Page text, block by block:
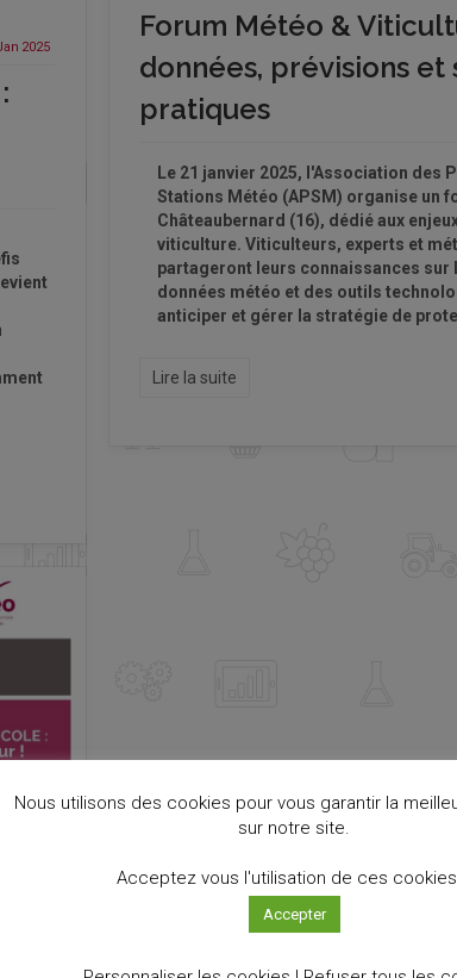
2025
Forum Météo &
données, prévisions et
pratiques
Le 21 janvier 2025, l'Association des
Stations Météo (APSM) organise un
Châteaubernard (16), dédié aux
viticulture. Viticulteurs, experts et
partageront leurs connaissances sur
données météo et des outils
anticiper et gérer la stratégie de
Lire la suite
Nous utilisons des cookies pour vous garantir la
sur notre site.
Acceptez vous l'utilisation de ces
Accepter